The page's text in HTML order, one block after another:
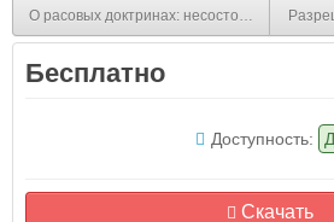
О расовых доктринах: несостоятельны,
Бесплатно
Доступность:
Скачать